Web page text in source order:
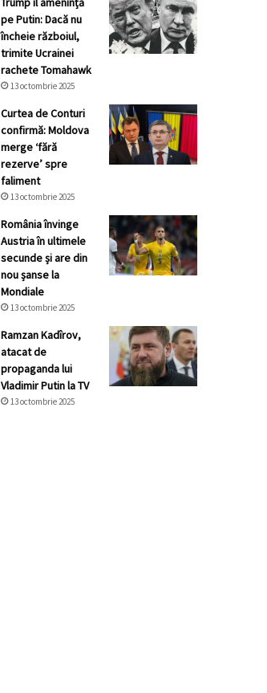
pe Putin: Dacă nu
încheie războiul,
trimite Ucrainei
rachete Tomahawk
13 octombrie 2025
Curtea de Conturi
confirmă: Moldova
merge ‘fără
rezerve’ spre
faliment
13 octombrie 2025
România învinge
Austria în ultimele
secunde și are din
nou șanse la
Mondiale
13 octombrie 2025
Ramzan Kadîrov,
atacat de
propaganda lui
Vladimir Putin la TV
13 octombrie 2025